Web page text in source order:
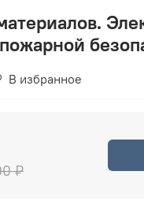
В избранное
₽